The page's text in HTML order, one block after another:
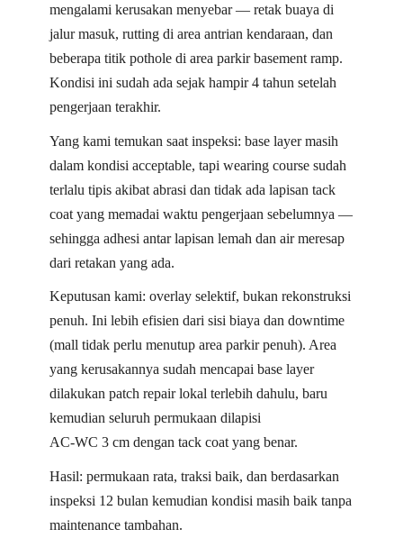
mengalami kerusakan menyebar — retak buaya di
jalur masuk, rutting di area antrian kendaraan, dan
beberapa titik pothole di area parkir basement ramp.
Kondisi ini sudah ada sejak hampir 4 tahun setelah
pengerjaan terakhir.
Yang kami temukan saat inspeksi: base layer masih
dalam kondisi acceptable, tapi wearing course sudah
terlalu tipis akibat abrasi dan tidak ada lapisan tack
coat yang memadai waktu pengerjaan sebelumnya —
sehingga adhesi antar lapisan lemah dan air meresap
dari retakan yang ada.
Keputusan kami: overlay selektif, bukan rekonstruksi
penuh. Ini lebih efisien dari sisi biaya dan downtime
(mall tidak perlu menutup area parkir penuh). Area
yang kerusakannya sudah mencapai base layer
dilakukan patch repair lokal terlebih dahulu, baru
kemudian seluruh permukaan dilapisi
AC-WC 3 cm dengan tack coat yang benar.
Hasil: permukaan rata, traksi baik, dan berdasarkan
inspeksi 12 bulan kemudian kondisi masih baik tanpa
maintenance tambahan.